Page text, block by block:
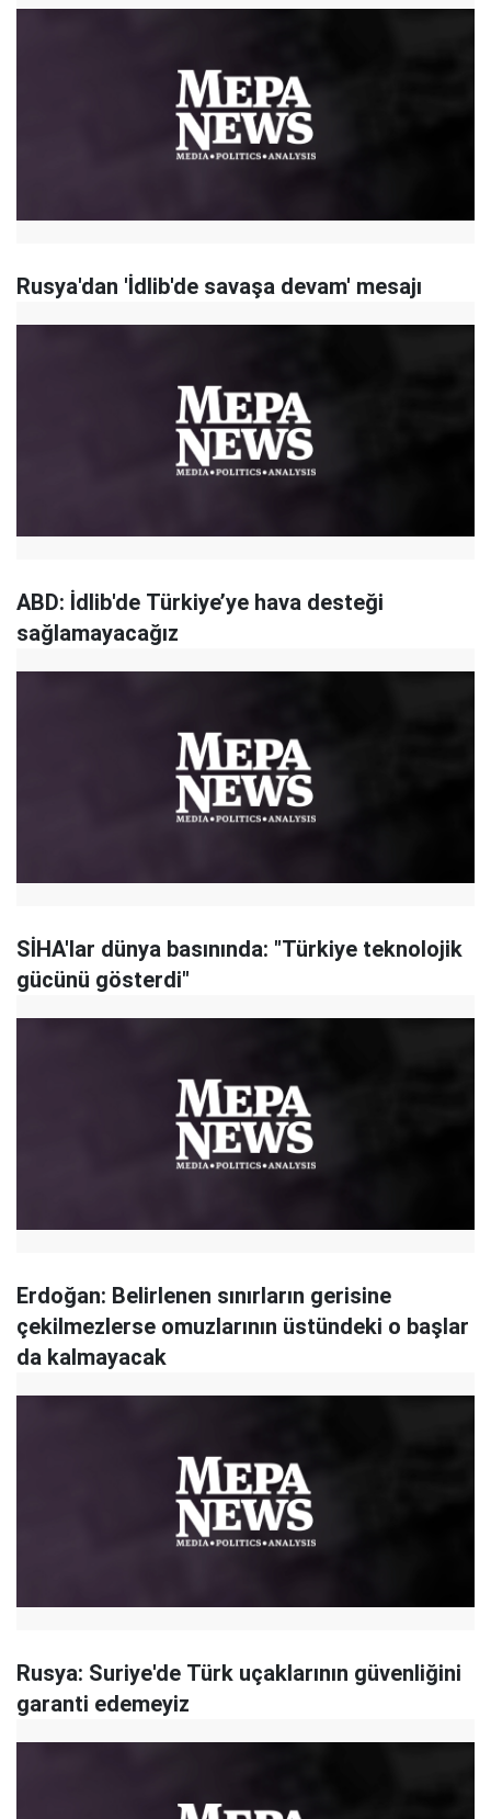
Rusya'dan 'İdlib'de savaşa devam' mesajı
ABD: İdlib'de Türkiye’ye hava desteği
sağlamayacağız
SİHA'lar dünya basınında: "Türkiye teknolojik
gücünü gösterdi"
Erdoğan: Belirlenen sınırların gerisine
çekilmezlerse omuzlarının üstündeki o başlar
da kalmayacak
Rusya: Suriye'de Türk uçaklarının güvenliğini
garanti edemeyiz